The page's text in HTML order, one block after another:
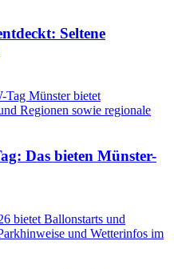
Seltene
Das bieten Münster-